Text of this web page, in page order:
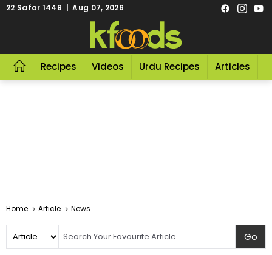
22 Safar 1448 | Aug 07, 2026
Recipes Videos Urdu Recipes Articles
Home Article News